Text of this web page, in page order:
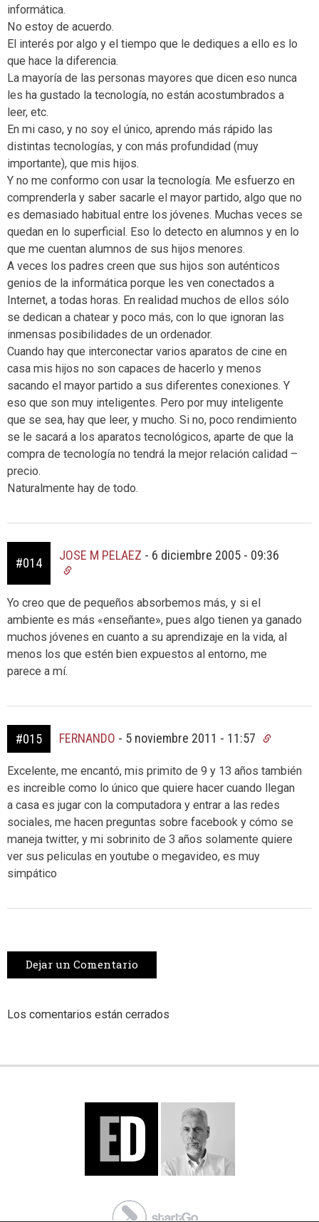
informática.
No estoy de acuerdo.
El interés por algo y el tiempo que le dediques a ello es lo
que hace la diferencia.
La mayoría de las personas mayores que dicen eso nunca
les ha gustado la tecnología, no están acostumbrados a
leer, etc.
En mi caso, y no soy el único, aprendo más rápido las
distintas tecnologías, y con más profundidad (muy
importante), que mis hijos.
Y no me conformo con usar la tecnología. Me esfuerzo en
comprenderla y saber sacarle el mayor partido, algo que no
es demasiado habitual entre los jóvenes. Muchas veces se
quedan en lo superficial. Eso lo detecto en alumnos y en lo
que me cuentan alumnos de sus hijos menores.
A veces los padres creen que sus hijos son auténticos
genios de la informática porque les ven conectados a
Internet, a todas horas. En realidad muchos de ellos sólo
se dedican a chatear y poco más, con lo que ignoran las
inmensas posibilidades de un ordenador.
Cuando hay que interconectar varios aparatos de cine en
casa mis hijos no son capaces de hacerlo y menos
sacando el mayor partido a sus diferentes conexiones. Y
eso que son muy inteligentes. Pero por muy inteligente
que se sea, hay que leer, y mucho. Si no, poco rendimiento
se le sacará a los aparatos tecnológicos, aparte de que la
compra de tecnología no tendrá la mejor relación calidad –
precio.
Naturalmente hay de todo.
#014
JOSE M PELAEZ - 6 diciembre 2005 - 09:36
Yo creo que de pequeños absorbemos más, y si el
ambiente es más «enseñante», pues algo tienen ya ganado
muchos jóvenes en cuanto a su aprendizaje en la vida, al
menos los que estén bien expuestos al entorno, me
parece a mí.
#015 FERNANDO - 5 noviembre 2011 - 11:57
Excelente, me encantó, mis primito de 9 y 13 años también
es increible como lo único que quiere hacer cuando llegan
a casa es jugar con la computadora y entrar a las redes
sociales, me hacen preguntas sobre facebook y cómo se
maneja twitter, y mi sobrinito de 3 años solamente quiere
ver sus peliculas en youtube o megavideo, es muy
simpático
Dejar un Comentario
Los comentarios están cerrados